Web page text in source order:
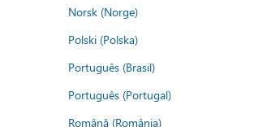
Norsk (Norge)
Polski (Polska)
Português (Brasil)
Português (Portugal)
Română (România)